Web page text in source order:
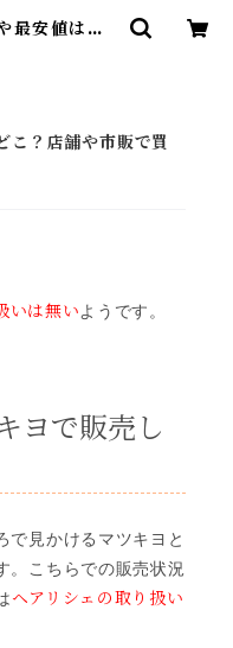
最安値はど
こ？店舗や市販で買
いは無いようです。
ヨで販売し
で見かけるマツキヨと
。こちらでの販売状況
ヘアリシェの取り扱い